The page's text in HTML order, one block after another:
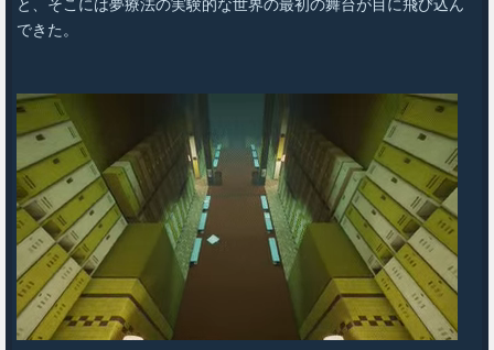
と、そこには夢療法の実験的な世界の最初の舞台が目に飛び込ん
できた。